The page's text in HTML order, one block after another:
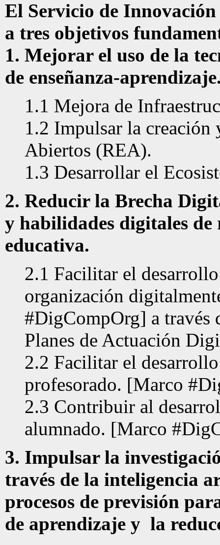
El Servicio de
a tres objetivos
1. Mejorar el uso de la
de enseñanza-
1.1 Mejora de
1.2 Impulsar la creación
Abiertos (REA).
1.3 Desarrollar el
2. Reducir la Brecha
y habilidades digitales
educativa.
2.1 Facilitar el
organización
#DigCompOrg] a través
Planes de Actuación
2.2 Facilitar el
profesorado. [Marco
2.3 Contribuir al
alumnado. [Marco
3. Impulsar la
través de la inteligencia
procesos de previsión
de aprendizaje y la